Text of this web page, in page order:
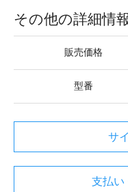
その他の詳細情
販売価格
型番
サ
支払い